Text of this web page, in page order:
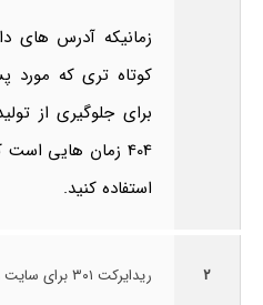
کوتاه تری که مورد
برای جلوگیری از
استفاده کنید.
۲ ریدایرکت ۳۰۱ برای سایت و سئو سایت ضرر دارد؟